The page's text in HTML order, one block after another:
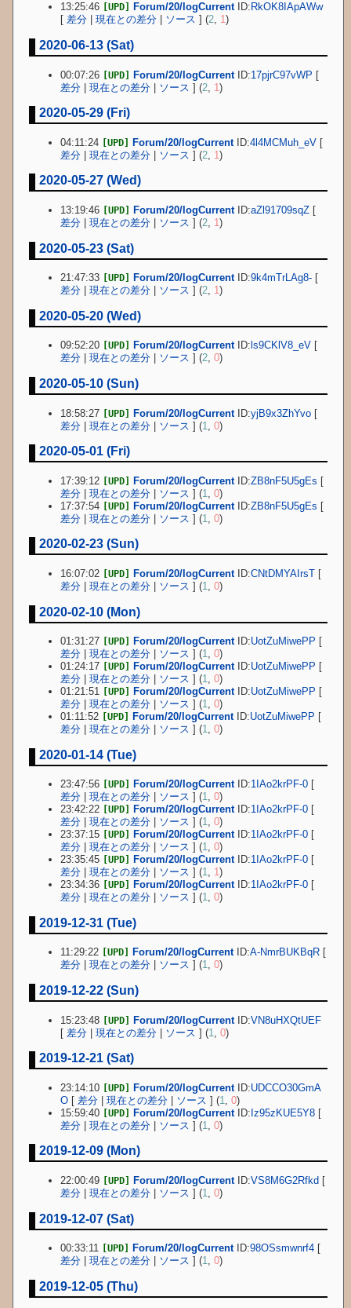
13:25:46 [UPD] Forum/20/logCurrentID: RkOK8IApAWw
[差分 |現在との差分 ソース ] (2, 1)
2020-06-13 (Sat)
00:07:26 [UPD] Forum/20/logCurrentID:17pjrC97vWP [
差分 |現在との差分 | ソース ] (2 1)
2020-05-29 (Fri)
04:11:24 [UPD] Forum/20/logCurrentID:4l4MCMuh_eV [
差分 |現在との差分 ソース ] (2 1)
2020-05-27 (Wed)
13:19:46 [UPD] Forum/20/logCurrentID:aZl91709sqZ [
差分 |現在との差分 ソース ] (2 1)
2020-05-23 (Sat)
21:47:33 [UPD] Forum/20/logCurrentID:9k4mTrLAg8- [
差分 |現在との差分 ソース ] (2, 1)
2020-05-20 (Wed)
09:52:20 [UPD] Forum/20/logCurrentID: ls9CKlV8_eV [
差分 |現在との差分 ソース ] (2,0)
2020-05-10 (Sun)
18:58:27 [UPD] Forum/20/logCurrentID:yjB9x3ZhYvo [
差分 |現在との差分 | ソース ] (1 ,0)
2020-05-01 (Fri)
17:39:12 [UPD] Forum/20/logCurrentID:ZB8nF5U5gEs [
差分 |現在との差分 | ソース ] (1 ,0)
17:37:54 [UPD] Forum/20/logCurrentID:ZB8nF5U5gEs [
差分 |現在との差分 | ソース ] (1 ,0)
2020-02-23 (Sun)
16:07:02 [UPD] Forum/20/logCurrentID:CNtDMYAIrsT [
差分 |現在との差分 ソース ] (1 ,0)
2020-02-10 (Mon)
01:31:27 [UPD] Forum/20/logCurrentID:UotZuMiwePP [
差分 |現在との差分 ソース ] (1,0)
01:24:17
[UPD] Forum/20/logCurrentID:UotZuMiwePP [
差分 |現在との差分 ソース ] (1,0)
01:21:51
[UPD] Forum/20/logCurrentID:UotZuMiwePP [
差分 |現在との差分 ソース ] (1,0)
01:11:52
[UPD] Forum/20/logCurrentID:UotZuMiwePP [
差分 |現在との差分 ソース ] (1,0)
2020-01-14 (Tue)
23:47:56 [UPD] Forum/20/logCurrentID:1IAo2krPF-0 [
差分 |現在との差分 ソース ] (1,0)
23:42:22
[UPD] Forum/20/logCurrentID:1IAo2krPF-0 [
差分 |現在との差分 ソース ] (1,0)
23:37:15
[UPD] Forum/20/logCurrentID:1IAo2krPF-0 [
差分 |現在との差分 ソース ] (1,0)
23:35:45
[UPD] Forum/20/logCurrentID:1IAo2krPF-0 [
差分 |現在との差分 ソース ] (1, 1)
23:34:36
[UPD] Forum/20/logCurrentID:1IAo2krPF-0 [
差分 |現在との差分 ソース ] (1,0)
2019-12-31 (Tue)
11:29:22 [UPD] Forum/20/logCurrentID:A-NmrBUKBqR [
差分 |現在との差分 ソース ] (1,0)
2019-12-22 (Sun)
15:23:48 [UPD] Forum/20/logCurrentID:VN8uHXQtUEF
[ 差分 |現在との差分 | ソース ] (1 ,0)
2019-12-21 (Sat)
23:14:10 [UPD] Forum/20/logCurrentID:UDCCO30GmA
O [ 差分 |現在との差分 ソース ] (1 ,0)
15:59:40 [UPD] Forum/20/logCurrentID: Iz95zKUE5Y8 [
差分 |現在との差分 ソース ] (1 ,0)
2019-12-09 (Mon)
22:00:49 [UPD] Forum/20/logCurrentID:VS8M6G2Rfkd [
差分 |現在との差分 ソース ] (1,0)
2019-12-07 (Sat)
00:33:11 [UPD] Forum/20/logCurrentID:98OSsmwnrf4 [
差分 |現在との差分 ソース ] (1,0)
2019-12-05 (Thu)